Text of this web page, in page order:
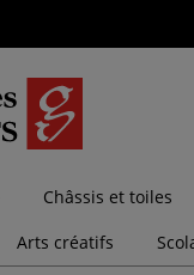
Châssis et toiles
Arts créatifs